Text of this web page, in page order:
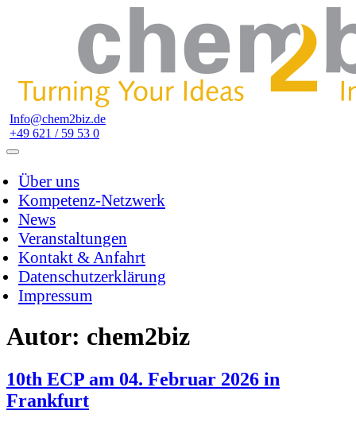
Info@chem2biz.de
+49 621 / 59 53 0
Über uns
Kompetenz-Netzwerk
News
Veranstaltungen
Kontakt & Anfahrt
Datenschutzerklärung
Impressum
Autor: chem2biz
10th ECP am 04. Februar 2026 in
Frankfurt